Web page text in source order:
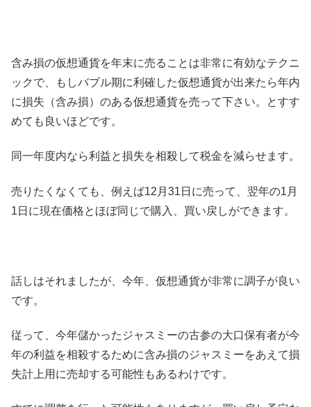
含み損の仮想通貨を年末に売ることは非常に有効なテクニ
ックで、もしバブル期に利確した仮想通貨が出来たら年内
に損失（含み損）のある仮想通貨を売って下さい。とすす
めても良いほどです。
同一年度内なら利益と損失を相殺して税金を減らせます。
売りたくなくても、例えば12月31日に売って、翌年の1月
1日に現在価格とほぼ同じで購入、買い戻しができます。
話しはそれましたが、今年、仮想通貨が非常に調子が良い
です。
従って、今年儲かったジャスミーの古参の大口保有者が今
年の利益を相殺するために含み損のジャスミーをあえて損
失計上用に売却する可能性もあるわけです。